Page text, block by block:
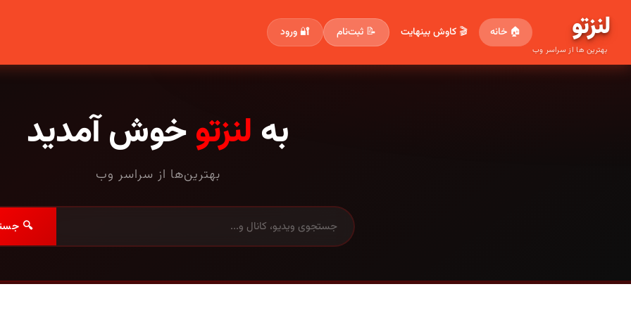
لنزتو
بهترین ها از سراسر وب
🏠 خانه 🎬 کاوش بینهایت 📝 ثبت‌نام 🔐 ورود
به لنزتوخوش آمدید
بهترین‌ها از سراسر وب
🔍